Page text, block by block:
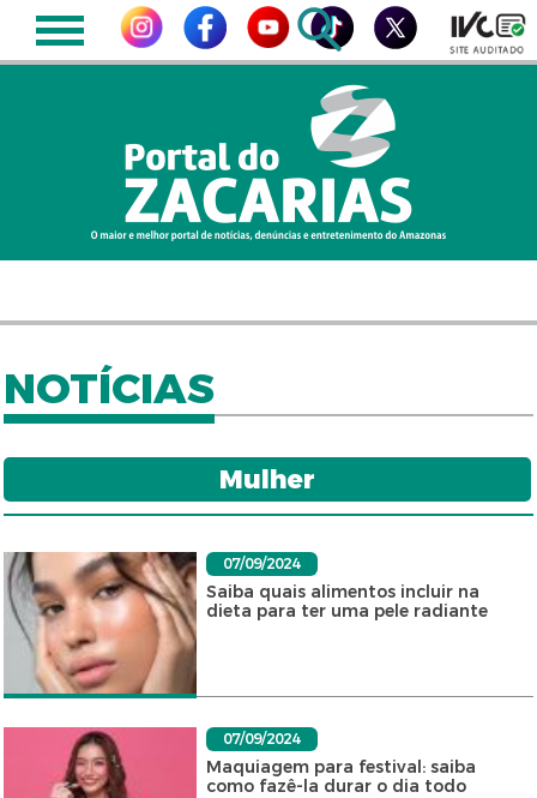
NOTÍCIAS
Mulher
07/09/2024
Saiba quais alimentos incluir na
dieta para ter uma pele radiante
07/09/2024
Maquiagem para festival: saiba
como fazê-la durar o dia todo